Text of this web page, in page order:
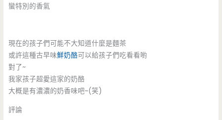
蠻特別的香氣
現在的孩子們可能不大知道什麼是麵茶
或許這種古早味鮮奶酪可以給孩子們吃看看喲
對了~
我家孩子超愛這家的奶酪
大概是有濃濃的奶香味吧~(笑)
評論